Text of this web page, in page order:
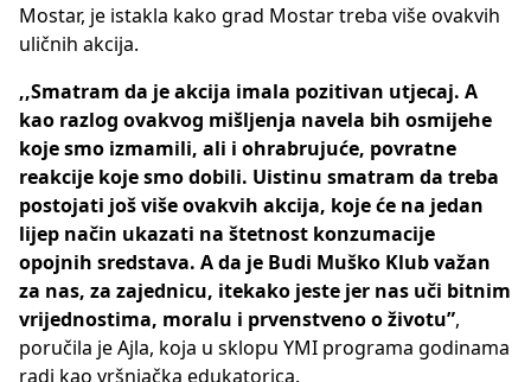
Mostar, je istakla kako grad Mostar treba više ovakvih
uličnih akcija.
,,Smatram da je akcija imala pozitivan utjecaj. A
kao razlog ovakvog mišljenja navela bih osmijehe
koje smo izmamili, ali i ohrabrujuće, povratne
reakcije koje smo dobili. Uistinu smatram da treba
postojati još više ovakvih akcija, koje će na jedan
lijep način ukazati na štetnost konzumacije
opojnih sredstava. A da je Budi Muško Klub važan
za nas, za zajednicu, itekako jeste jer nas uči bitnim
vrijednostima, moralu i prvenstveno o životu”,
poručila je Ajla, koja u sklopu YMI programa godinama
radi kao vršnjačka edukatorica.